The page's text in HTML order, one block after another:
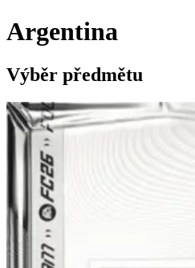
Argentina
Výběr předmětu